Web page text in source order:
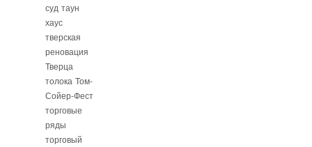
суд таун
хаус
тверская
реновация
Тверца
толока Том-
Сойер-Фест
торговые
ряды
торговый